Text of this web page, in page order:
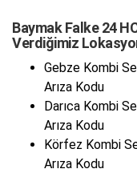
Baymak Falke 24
Verdiğimiz
Gebze Kombi
Arıza Kodu
Darıca Kombi
Arıza Kodu
Körfez Kombi
Arıza Kodu